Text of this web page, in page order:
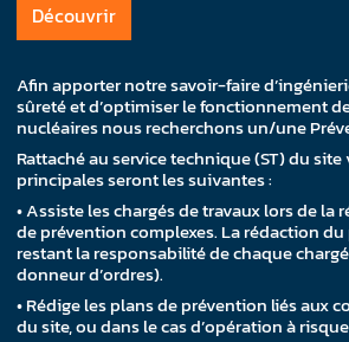
Découvrir
Afin apporter notre savoir-faire
sûreté et d’optimiser le fonctionnement
nucléaires nous recherchons un/une
Rattaché au service technique (ST) du
principales seront les suivantes :
• Assiste les chargés de travaux lors de la
de prévention complexes. La rédaction
restant la responsabilité de chaque
donneur d’ordres).
• Rédige les plans de prévention liés aux
du site, ou dans le cas d’opération à